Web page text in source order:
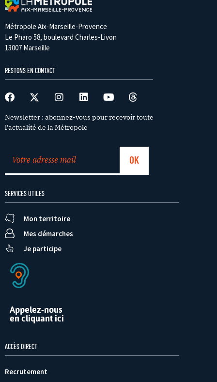
Métropole Aix-Marseille-Provence
Le Pharo 58, boulevard Charles-Livon
13007 Marseille
RESTONS EN CONTACT
Newsletter : abonnez-vous pour recevoir toute
l’actualité de la Métropole
SERVICES UTILES
Mon territoire
Mes démarches
Je participe
Appelez-nous
en cliquant ici
ACCÈS DIRECT
Recrutement